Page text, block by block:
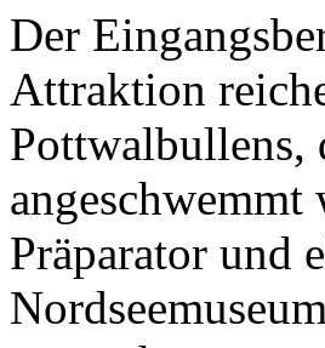
Der
Attraktion
Pottwalbullens,
Präparator und